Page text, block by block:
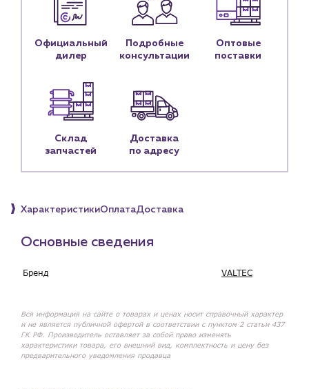
Наши партнёры
+7 (918) 070-19-79
Пн – пт: 9:00 – 18:00
sales@profpotok.ru
Официальный
дилер
Подробные
консультации
Оптовые
поставки
Склад
запчастей
Доставка
по адресу
ХарактеристикиОплатаДоставка
Основные сведения
Бренд VALTEC
Вся информация на сайте о товарах и ценах носит справочный характер
и не является публичной офертой в соответствии с пунктом 2 статьи 437
ГК РФ. Производитель оставляет за собой право изменять
характеристики товара, его внешний вид, комплектность и цену без
предварительного уведомления продавца